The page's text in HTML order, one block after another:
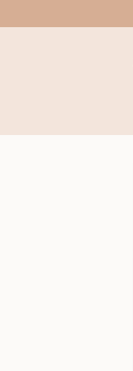
direct